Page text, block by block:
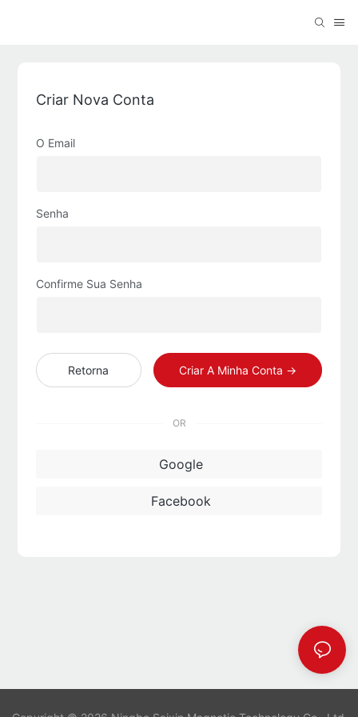
Criar Nova Conta
O Email
Senha
Confirme Sua Senha
Retorna Criar A Minha Conta →
OR
Google
Facebook